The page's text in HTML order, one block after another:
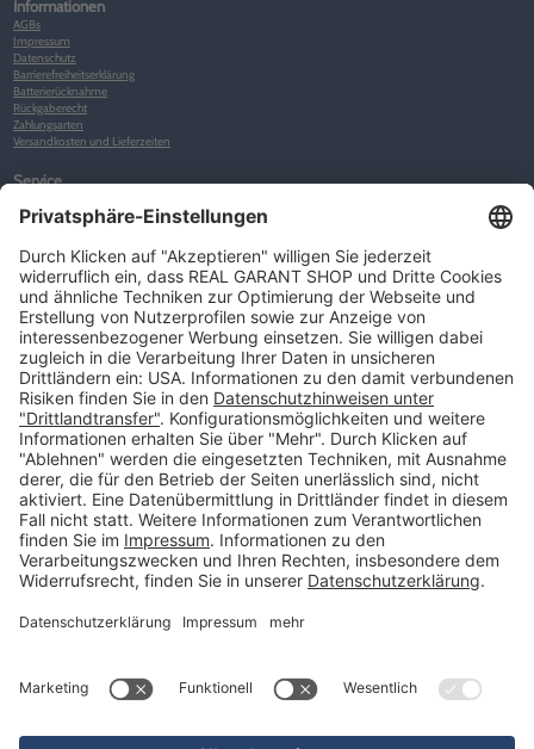
Informationen
AGBs
Impressum
Datenschutz
Barrierefreiheitserklärung
Batterierücknahme
Rückgaberecht
Zahlungsarten
Versandkosten und Lieferzeiten
Service
Warenkorb
Neues Kunden-Konto anlegen
Newsletter
Kontakt
FAQs
Über uns
Kategorien
Betriebsorganisation (52)
Schlüsselorganisation (140)
Reifenorganisation (35)
Werkstattorganisation (166)
Preisauszeichnung und Preisdisplays (35)
Formulare KFZ und Werkstatt (34)
Kennzeichenhalter (49)
KFZ-Verkauf und KFZ-Präsentation (19)
Aussenwerbung (47)
Prospektpräsentation, Infosysteme (29)
Werbeartikel und Give-Aways (212)
SALES OFF (14)